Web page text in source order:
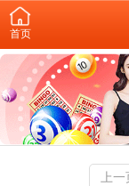
首页
上一